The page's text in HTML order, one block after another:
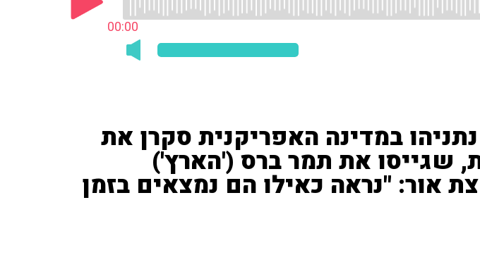
00:00
במדינה האפריקנית סקרן את
שגייסו את תמר ברס ('הארץ')
אור: "נראה כאילו הם נמצאים בזמן